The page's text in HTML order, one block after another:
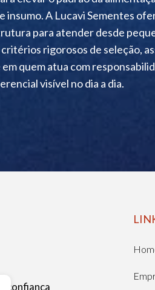
insumo. A Lucavi Sementes
para atender desde
rigorosos de seleção,
quem atua com
visível no dia a dia.
confiança